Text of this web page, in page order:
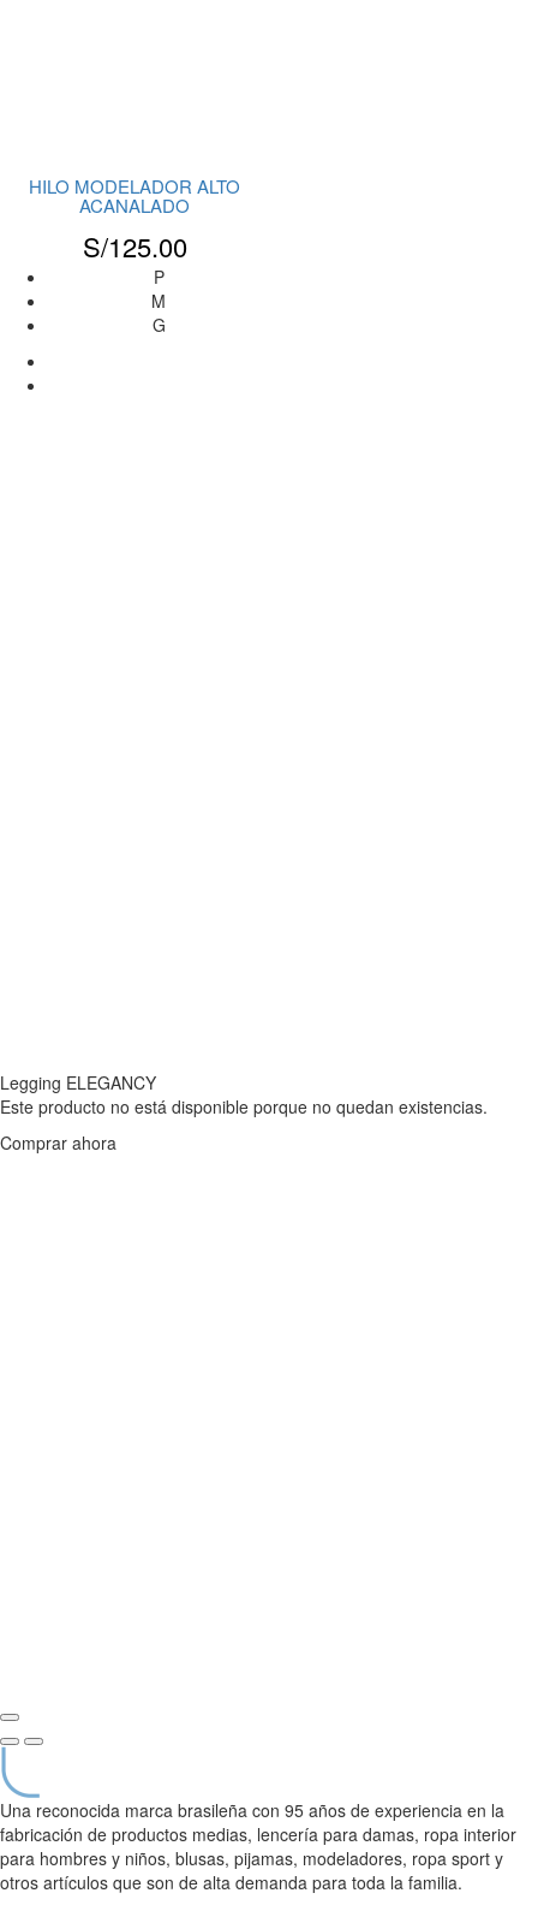
HILO MODELADOR ALTO
ACANALADO
S/125.00
P
M
G
Legging ELEGANCY
Este producto no está disponible porque no quedan existencias.
Comprar ahora
Una reconocida marca brasileña con 95 años de experiencia en la
fabricación de productos medias, lencería para damas, ropa interior
para hombres y niños, blusas, pijamas, modeladores, ropa sport y
otros artículos que son de alta demanda para toda la familia.